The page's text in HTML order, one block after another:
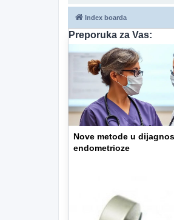
Index boarda
Preporuka za Vas:
Nove metode u
endometrioze